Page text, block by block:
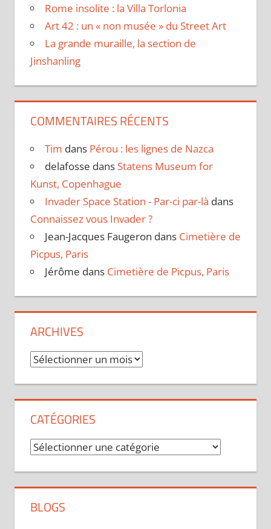
Rome insolite : la Villa Torlonia
Art 42 : un « non musée » du Street Art
La grande muraille, la section de
Jinshanling
COMMENTAIRES RÉCENTS
Tim dans Pérou : les lignes de Nazca
delafosse dans Statens Museum for
Kunst, Copenhague
Invader Space Station - Par-ci par-là dans
Connaissez vous Invader ?
Jean-Jacques Faugeron dans Cimetière de
Picpus, Paris
Jérôme dans Cimetière de Picpus, Paris
ARCHIVES
Archives
CATÉGORIES
Catégories
BLOGS